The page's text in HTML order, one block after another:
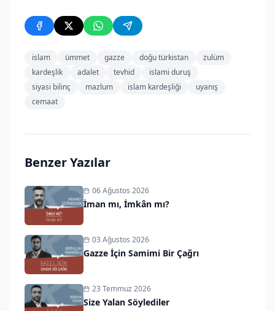
islam ümmet gazze doğu türkistan
zulüm
kardeşlik
adalet tevhid
islami duruş
siyasi bilinç
mazlum islam kardeşliği
uyanış
cemaat
Benzer Yazılar
06 Ağustos 2026
İman mı, İmkân mı?
03 Ağustos 2026
Gazze İçin Samimi Bir Çağrı
23 Temmuz 2026
Size Yalan Söylediler